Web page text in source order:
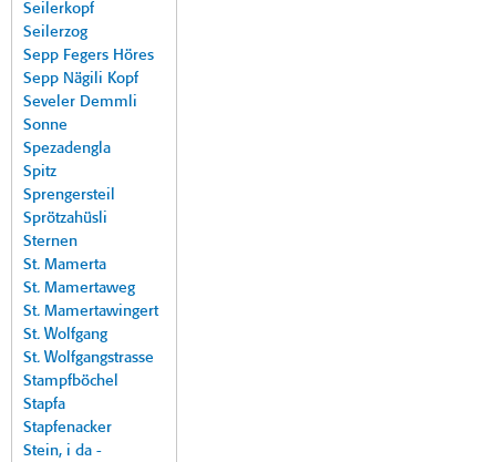
Seilerkopf
Seilerzog
Sepp Fegers Höres
Sepp Nägili Kopf
Seveler Demmli
Sonne
Spezadengla
Spitz
Sprengersteil
Sprötzahüsli
Sternen
St. Mamerta
St. Mamertaweg
St. Mamertawingert
St. Wolfgang
St. Wolfgangstrasse
Stampfböchel
Stapfa
Stapfenacker
Stein, i da -